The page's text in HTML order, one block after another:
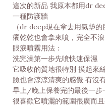
這次的新品 我原本都用dr
一種防護牆
（dr deep現在拿去用氣墊
癢乾乾也會拿來噴，完全不浪
眼淚噴霧用法：
洗完澡第一步先噴快速保濕
它吸收的質地很特別 摸起來
臉也會涼涼清爽的感覺 有沒
早上/晚上保養完的最後一步
很喜歡它噴灑的範圍很廣而